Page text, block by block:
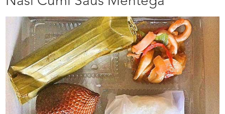
LOYALTY
PROGRAM
FAQ
ABOUT
US
CATERERS
BLOG
TERMS